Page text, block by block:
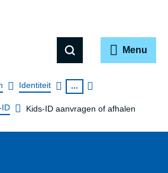
Menu
Identiteit ...
ID Kids-ID aanvragen of afhalen